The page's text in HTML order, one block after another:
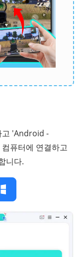
고 'Android -
퓨터에 연결하고
니다.